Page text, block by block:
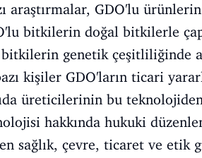
GDO'lu ürünlerin
bitkilerin doğal bitkilerle
genetik çeşitliliğinde
kişiler GDO'ların ticari
üreticilerinin bu
hakkında hukuki
sağlık, çevre, ticaret ve etik